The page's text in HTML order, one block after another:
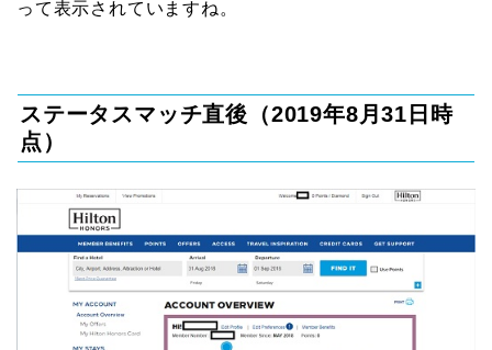
って表示されていますね。
ステータスマッチ直後（2019年8月31日時
点）